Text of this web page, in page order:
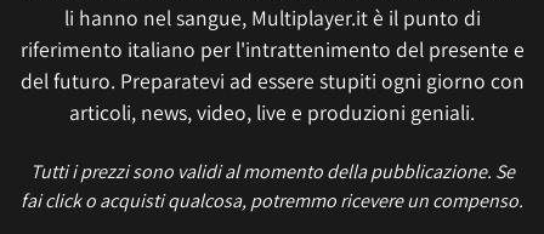
li hanno nel sangue, Multiplayer.it è il punto di
riferimento italiano per l'intrattenimento del presente e
del futuro. Preparatevi ad essere stupiti ogni giorno con
articoli, news, video, live e produzioni geniali.
Tutti i prezzi sono validi al momento della pubblicazione. Se
fai click o acquisti qualcosa, potremmo ricevere un compenso.